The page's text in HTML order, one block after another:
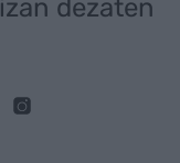
dezaten